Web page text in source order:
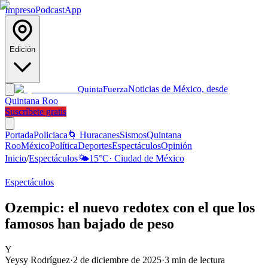
ImpresoPodcastApp
Edición
QuintaFuerzaNoticias de México, desde
Quintana Roo
Suscríbete gratis
PortadaPoliciaca 🌀 HuracanesSismosQuintana
RooMéxicoPolíticaDeportesEspectáculosOpinión
Inicio/Espectáculos🌤️15°C· Ciudad de México
Espectáculos
Ozempic: el nuevo redotex con el que los
famosos han bajado de peso
Y
Yeysy Rodríguez·2 de diciembre de 2025·3 min de lectura